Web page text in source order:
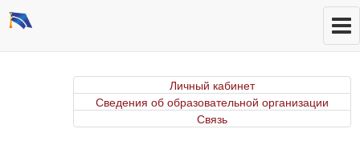
Личный кабинет
Сведения об образовательной организации
Связь